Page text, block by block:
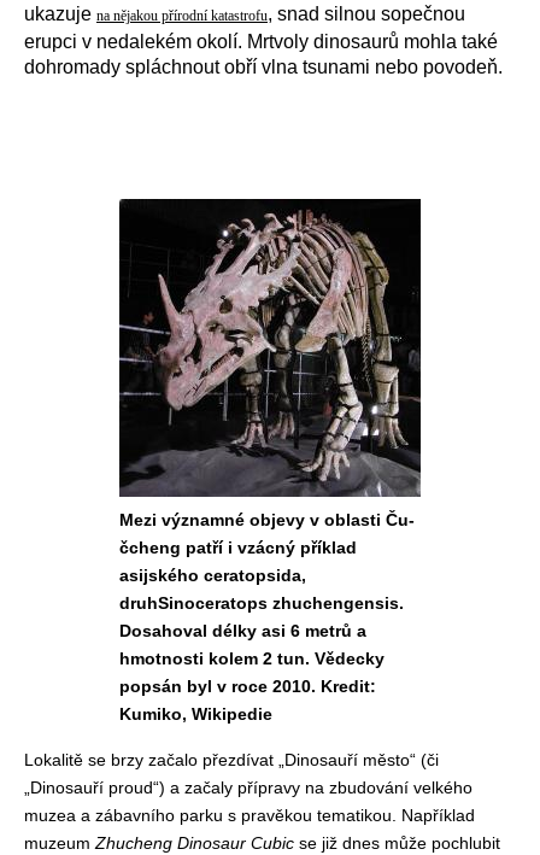
ukazuje na nějakou přírodní katastrofu, snad silnou sopečnou
erupci v nedalekém okolí. Mrtvoly dinosaurů mohla také
dohromady spláchnout obří vlna tsunami nebo povodeň.
Mezi významné objevy v oblasti Ču-
čcheng patří i vzácný příklad
asijského ceratopsida,
druhSinoceratops zhuchengensis.
Dosahoval délky asi 6 metrů a
hmotnosti kolem 2 tun. Vědecky
popsán byl v roce 2010. Kredit:
Kumiko, Wikipedie
Lokalitě se brzy začalo přezdívat „Dinosauří město“ (či
„Dinosauří proud“) a začaly přípravy na zbudování velkého
muzea a zábavního parku s pravěkou tematikou. Například
muzeum Zhucheng Dinosaur Cubic se již dnes může pochlubit